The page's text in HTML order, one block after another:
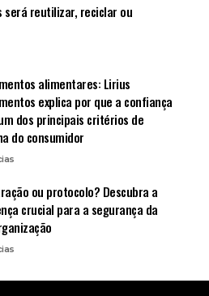
será reutilizar, reciclar ou
alimentares: Lirius
explica por que a confiança
dos principais critérios de
do consumidor
ou protocolo? Descubra a
crucial para a segurança da